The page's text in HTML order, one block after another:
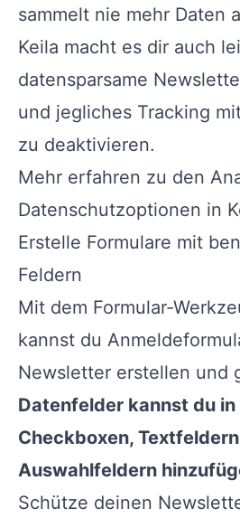
sammelt nie mehr Daten
Keila macht es dir auch
datensparsame
und jegliches Tracking
zu deaktivieren.
Mehr erfahren zu den
Datenschutzoptionen in
Erstelle Formulare mit
Feldern
Mit dem Formular-
kannst du
Newsletter erstellen und
Datenfelder kannst du in
Checkboxen,
Auswahlfeldern
Schütze deinen